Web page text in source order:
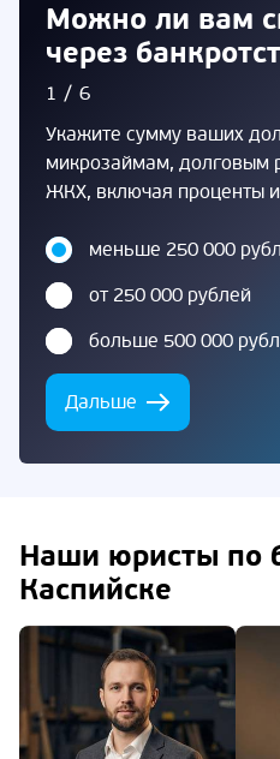
Можно ли вам
через
1/6
Укажите сумму ваших
микрозаймам, долговым
ЖКХ, включая проценты и
меньше 250 000
от 250 000 рублей
больше 500 000
Дальше
Наши юристы по
Каспийске